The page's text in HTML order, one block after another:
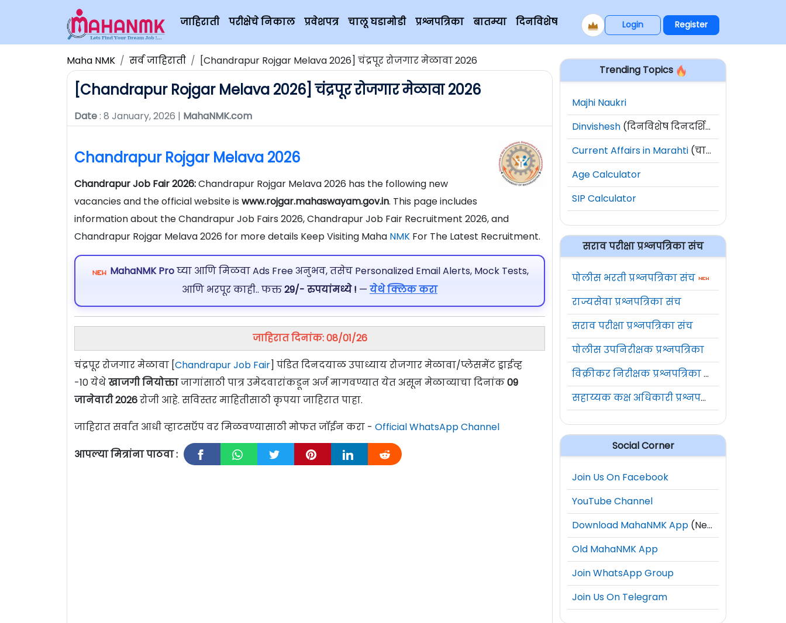
जाहिराती परीक्षेचे निकाल प्रवेशपत्र चालू घडामोडी प्रश्नपत्रिका बातम्या दिनविशेष Login Register
Maha NMK सर्व जाहिराती [Chandrapur Rojgar Melava 2026] चंद्रपूर रोजगार मेळावा 2026
[Chandrapur Rojgar Melava 2026] चंद्रपूर रोजगार मेळावा 2026
Date: 8 January, 2026 | MahaNMK.com
Chandrapur Rojgar Melava 2026
Chandrapur Job Fair 2026:Chandrapur Rojgar Melava 2026 has the following new
vacancies and the official website is www.rojgar.mahaswayam.gov.in. This page includes
information about the Chandrapur Job Fairs 2026, Chandrapur Job Fair Recruitment 2026, and
Chandrapur Rojgar Melava 2026 for more details Keep Visiting Maha NMK For The Latest Recruitment.
MahaNMK Proघ्या आणि मिळवा Ads Free अनुभव, तसेच Personalized Email Alerts, Mock Tests,
आणि भरपूर काही.. फक्त29/- रुपयांमध्ये ! — येथे क्लिक करा
जाहिरात दिनांक: 08/01/26
चंद्रपूर रोजगार मेळावा [Chandrapur Job Fair] पंडित दिनदयाळ उपाध्याय रोजगार मेळावा/प्लेसमेंट ड्राईव्ह
-10येथेखाजगी नियोक्ताजागांसाठी पात्र उमेदवारांकडून अर्ज मागवण्यात येत असून मेळाव्याचा दिनांक09
जानेवारी 2026रोजी आहे. सविस्तर माहितीसाठी कृपया जाहिरात पाहा.
जाहिरात सर्वात आधी व्हाटसऍप वर मिळवण्यासाठी मोफत जॉईन करा - Official WhatsApp Channel
आपल्या मित्रांना पाठवा :
Trending Topics
Majhi Naukri
Dinvishesh (दिनविशेष दिनदर्शिका)
Current Affairs in Marahti (चालू घडामोडी)
Age Calculator
SIP Calculator
सराव परीक्षा प्रश्नपत्रिका संच
पोलीस भरती प्रश्नपत्रिका संच
राज्यसेवा प्रश्नपत्रिका संच
सराव परीक्षा प्रश्नपत्रिका संच
पोलीस उपनिरीक्षक प्रश्नपत्रिका
विक्रीकर निरीक्षक प्रश्नपत्रिका संच
सहाय्यक कक्ष अधिकारी प्रश्नपत्रिका संच
Social Corner
Join Us On Facebook
YouTube Channel
Download MahaNMK App (New)
Old MahaNMK App
Join WhatsApp Group
Join Us On Telegram